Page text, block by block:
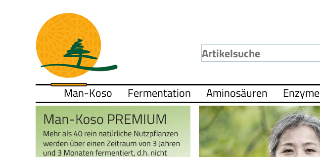
Man-Koso Fermentation Aminosäuren Enzyme